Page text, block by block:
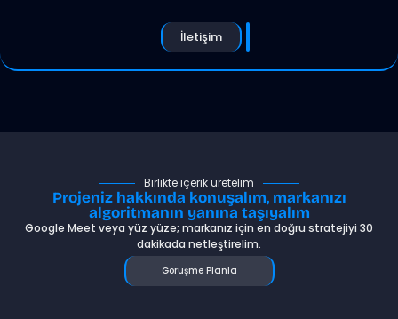
İletişim
Birlikte içerik üretelim
Projeniz hakkında konuşalım, markanızı
algoritmanın yanına taşıyalım
Google Meet veya yüz yüze; markanız için en doğru stratejiyi 30
dakikada netleştirelim.
Görüşme Planla